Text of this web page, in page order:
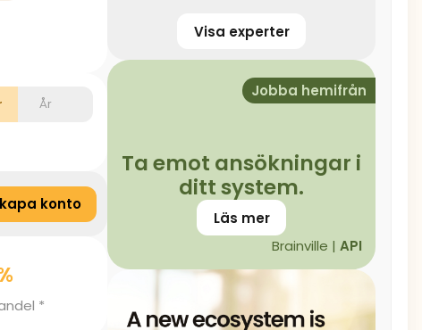
År
konto
*
Visa experter
Jobba hemifrån
Ta emot ansökningar i
ditt system.
Läs mer
Brainville | API